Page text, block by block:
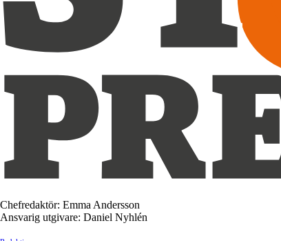
Chefredaktör: Emma Andersson
Ansvarig utgivare: Daniel Nyhlén